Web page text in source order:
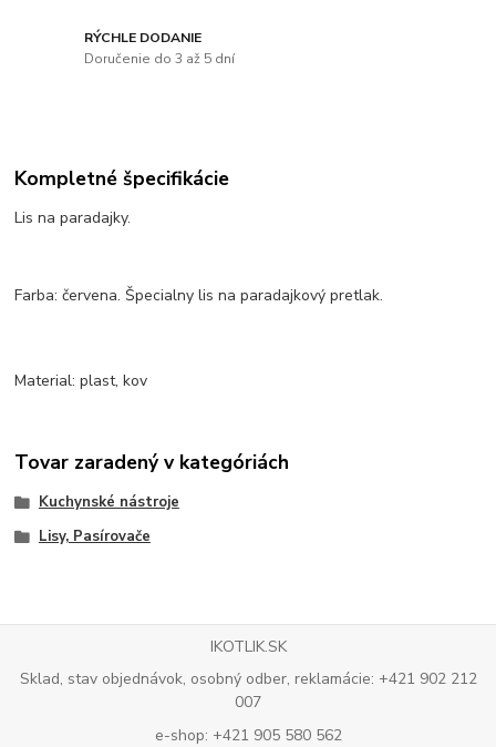
RÝCHLE DODANIE
Doručenie do 3 až 5 dní
Kompletné špecifikácie
Lis na paradajky.
Farba: červena. Špecialny lis na paradajkový pretlak.
Material: plast, kov
Tovar zaradený v kategóriách
Kuchynské nástroje
Lisy, Pasírovače
IKOTLIK.SK
Sklad, stav objednávok, osobný odber, reklamácie: +421 902 212
007
e-shop: +421 905 580 562